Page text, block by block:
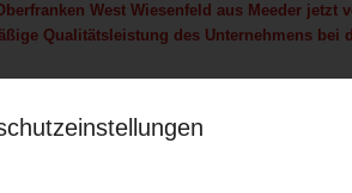
West Wiesenfeld aus Meeder
Qualitätsleistung des Unternehmens